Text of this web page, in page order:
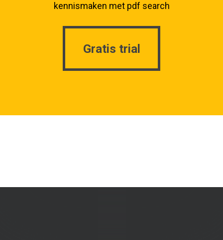
kennismaken met pdf search
Gratis trial
Gratis trial